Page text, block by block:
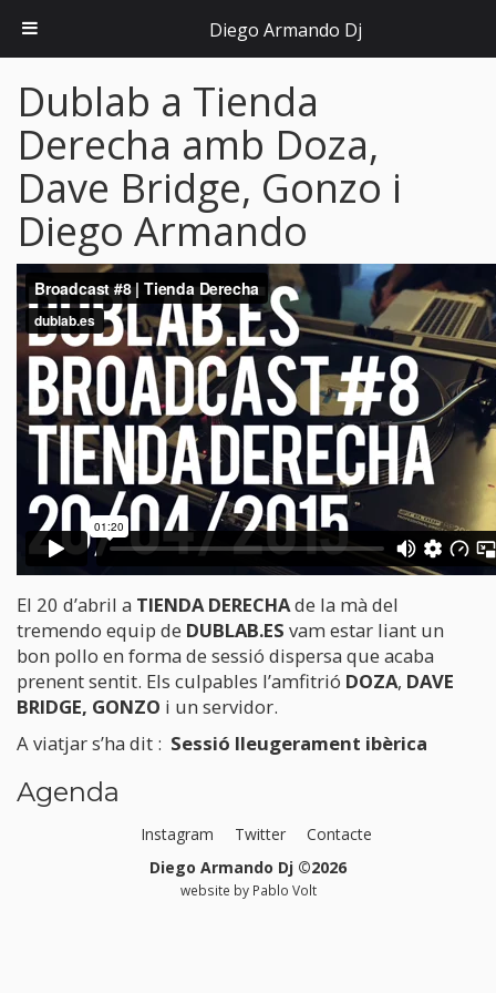
Dublab a Tienda
Derecha amb Doza,
Dave Bridge, Gonzo i
Diego Armando
El 20 d’abril a TIENDA DERECHAde la mà del
tremendo equip de DUBLAB.ES vam estar liant un
bon pollo en forma de sessió dispersa que acaba
prenent sentit. Els culpables l’amfitrió DOZA, DAVE
BRIDGE, GONZO i un servidor.
A viatjar s’ha dit : Sessió lleugerament ibèrica
Agenda
Instagram Twitter
Contacte
Diego Armando Dj ©2026
website by Pablo Volt
Diego Armando Dj